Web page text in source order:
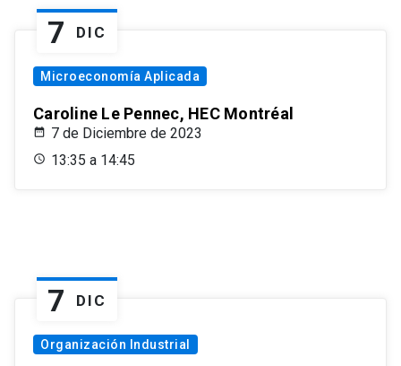
7 DIC
Microeconomía Aplicada
Caroline Le Pennec, HEC Montréal
7 de Diciembre de 2023
13:35 a 14:45
7 DIC
Organización Industrial